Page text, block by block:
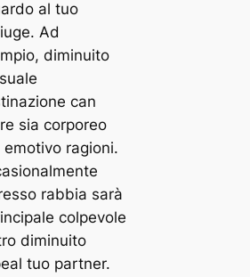
al tuo
Ad
diminuito
can
sia corporeo
emotivo ragioni.
rabbia sarà
colpevole
diminuito
tuo partner.